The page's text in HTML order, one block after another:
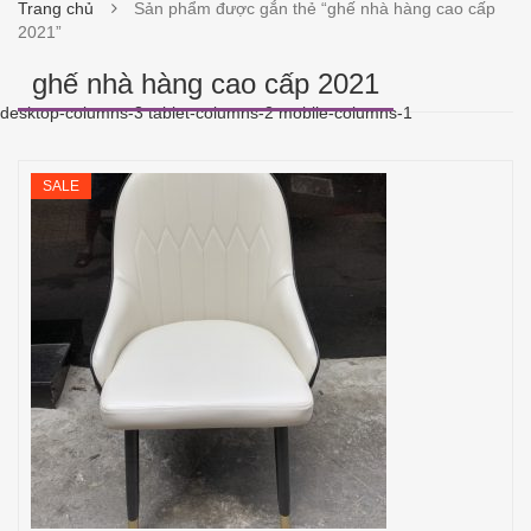
Trang chủ
Sản phẩm được gắn thẻ “ghế nhà hàng cao cấp
2021”
ghế nhà hàng cao cấp 2021
desktop-columns-3 tablet-columns-2 mobile-columns-1
SALE